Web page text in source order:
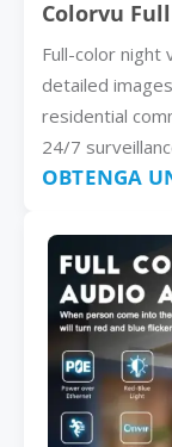
Colorvu
Full-color night
detailed
residential
24/7
OBTENGA